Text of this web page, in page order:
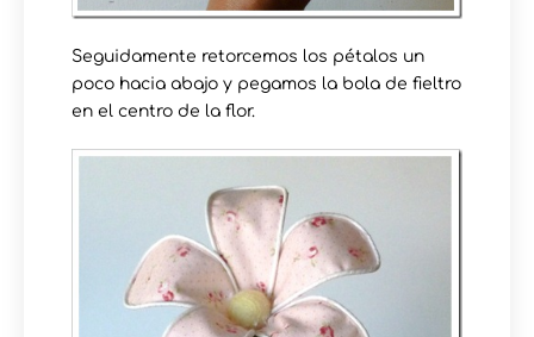
Seguidamente retorcemos los pétalos un
poco hacia abajo y pegamos la bola de fieltro
en el centro de la flor.